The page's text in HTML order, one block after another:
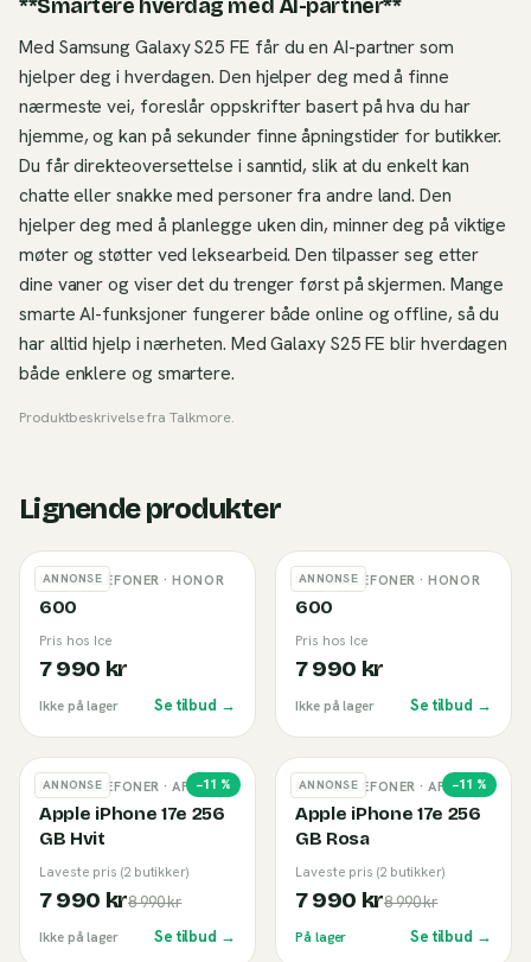
**Smartere hverdag med AI-partner**
Med Samsung Galaxy S25 FE får du en AI-partner som
hjelper deg i hverdagen. Den hjelper deg med å finne
nærmeste vei, foreslår oppskrifter basert på hva du har
hjemme, og kan på sekunder finne åpningstider for butikker.
Du får direkteoversettelse i sanntid, slik at du enkelt kan
chatte eller snakke med personer fra andre land. Den
hjelper deg med å planlegge uken din, minner deg på viktige
møter og støtter ved leksearbeid. Den tilpasser seg etter
dine vaner og viser det du trenger først på skjermen. Mange
smarte AI-funksjoner fungerer både online og offline, så du
har alltid hjelp i nærheten. Med Galaxy S25 FE blir hverdagen
både enklere og smartere.
Produktbeskrivelse fraTalkmore.
Lignende produkter
ANNONSE
MOBILTELEFONER · HONOR
600
Pris hos Ice
7 990 kr
Ikke på lager Se tilbud →
ANNONSE
MOBILTELEFONER · HONOR
600
Pris hos Ice
7 990 kr
Ikke på lager Se tilbud →
ANNONSE −11 %
MOBILTELEFONER · APPLE
Apple iPhone 17e 256
GB Hvit
Laveste pris (2 butikker)
7 990 kr8 990 kr
Ikke på lager Se tilbud →
ANNONSE −11 %
MOBILTELEFONER · APPLE
Apple iPhone 17e 256
GB Rosa
Laveste pris (2 butikker)
7 990 kr8 990 kr
På lager Se tilbud →